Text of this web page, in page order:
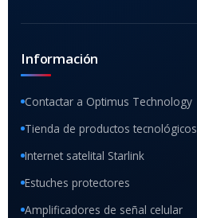
Información
Contactar a Optimus Technology
Tienda de productos tecnológicos
Internet satelital Starlink
Estuches protectores
Amplificadores de señal celular